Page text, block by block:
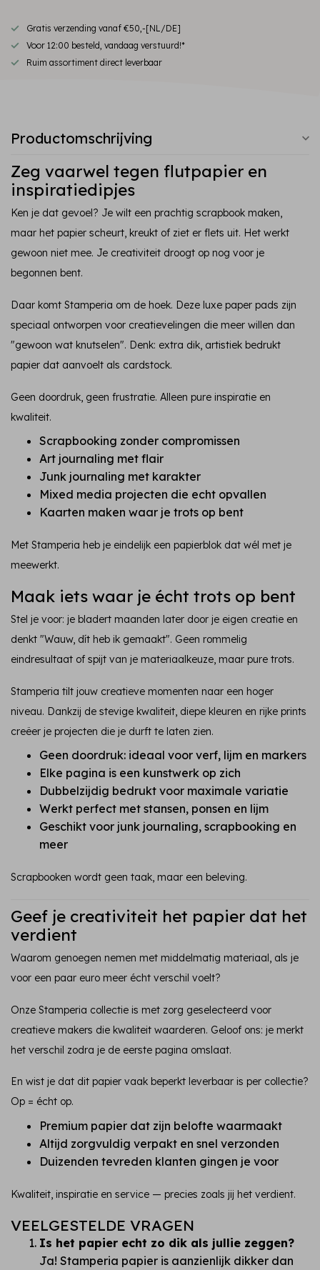
Gratis verzending vanaf €50,-[NL/DE]
Voor 12:00 besteld, vandaag verstuurd!*
Ruim assortiment direct leverbaar
Productomschrijving
Zeg vaarwel tegen flutpapier en
inspiratiedipjes
Ken je dat gevoel? Je wilt een prachtig scrapbook maken,
maar het papier scheurt, kreukt of ziet er flets uit. Het werkt
gewoon niet mee. Je creativiteit droogt op nog voor je
begonnen bent.
Daar komt Stamperia om de hoek. Deze luxe paper pads zijn
speciaal ontworpen voor creatievelingen die meer willen dan
"gewoon wat knutselen". Denk: extra dik, artistiek bedrukt
papier dat aanvoelt als cardstock.
Geen doordruk, geen frustratie. Alleen pure inspiratie en
kwaliteit.
Scrapbooking zonder compromissen
Art journaling met flair
Junk journaling met karakter
Mixed media projecten die echt opvallen
Kaarten maken waar je trots op bent
Met Stamperia heb je eindelijk een papierblok dat wél met je
meewerkt.
Maak iets waar je écht trots op bent
Stel je voor: je bladert maanden later door je eigen creatie en
denkt "Wauw, dít heb ik gemaakt". Geen rommelig
eindresultaat of spijt van je materiaalkeuze, maar pure trots.
Stamperia tilt jouw creatieve momenten naar een hoger
niveau. Dankzij de stevige kwaliteit, diepe kleuren en rijke prints
creëer je projecten die je durft te laten zien.
Geen doordruk: ideaal voor verf, lijm en markers
Elke pagina is een kunstwerk op zich
Dubbelzijdig bedrukt voor maximale variatie
Werkt perfect met stansen, ponsen en lijm
Geschikt voor junk journaling, scrapbooking en
meer
Scrapbooken wordt geen taak, maar een beleving.
Geef je creativiteit het papier dat het
verdient
Waarom genoegen nemen met middelmatig materiaal, als je
voor een paar euro meer écht verschil voelt?
Onze Stamperia collectie is met zorg geselecteerd voor
creatieve makers die kwaliteit waarderen. Geloof ons: je merkt
het verschil zodra je de eerste pagina omslaat.
En wist je dat dit papier vaak beperkt leverbaar is per collectie?
Op = écht op.
Premium papier dat zijn belofte waarmaakt
Altijd zorgvuldig verpakt en snel verzonden
Duizenden tevreden klanten gingen je voor
Kwaliteit, inspiratie en service — precies zoals jij het verdient.
VEELGESTELDE VRAGEN
Is het papier echt zo dik als jullie zeggen?
Ja! Stamperia papier is aanzienlijk dikker dan